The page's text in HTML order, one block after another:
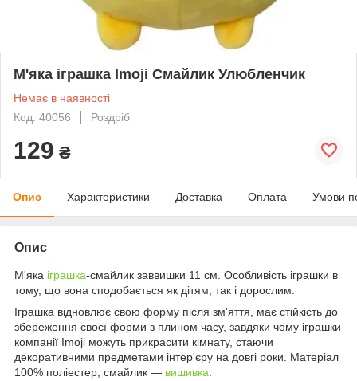
М'яка іграшка Imoji Смайлик Улюбленчик
Немає в наявності
Код: 40056
Роздріб
129 ₴
Опис Характеристики Доставка Оплата Умови
Опис
М'яка іграшка-смайлик заввишки 11 см. Особливість іграшки в
тому, що вона сподобається як дітям, так і дорослим.
Іграшка відновлює свою форму після зм'яття, має стійкість до
збереження своєї форми з плином часу, завдяки чому іграшки
компанії Imoji можуть прикрасити кімнату, стаючи
декоративними предметами інтер'єру на довгі роки. Матеріал
100% поліестер, смайлик — вишивка